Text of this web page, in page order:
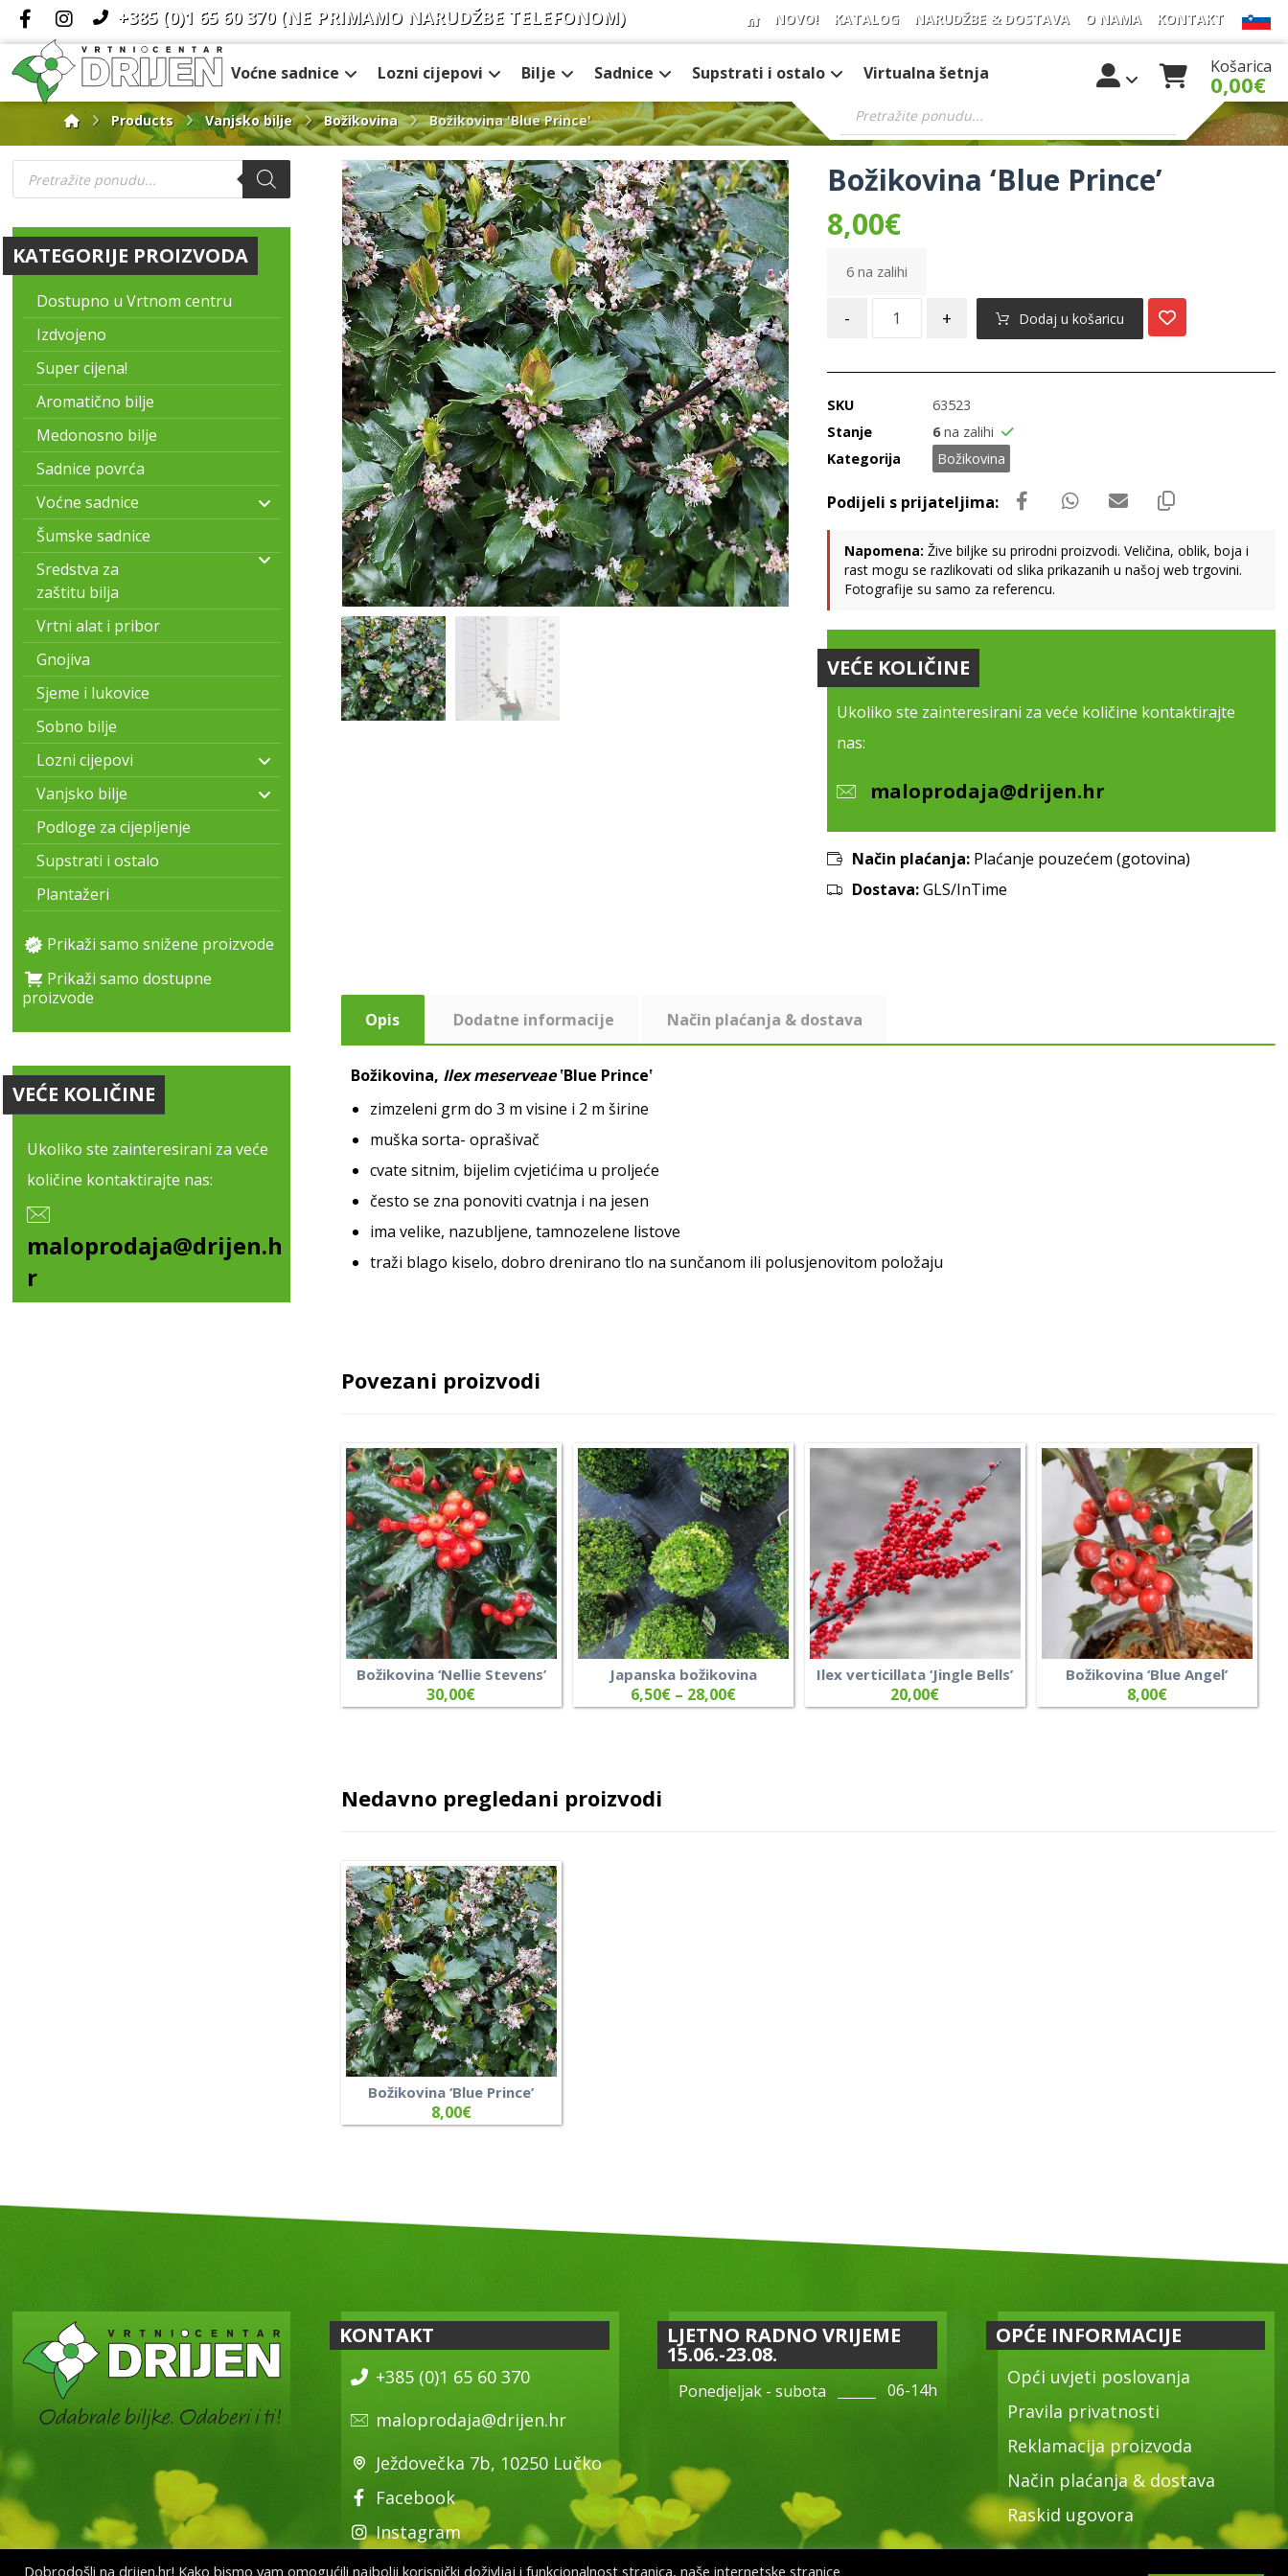
+385 (0)1 65 60 370 (NE PRIMAMO NARUDŽBE TELEFONOM) NOVO! KATALOG NARUDŽBE & DOSTAVA O NAMA KONTAKT
Voćne sadnice Lozni cijepovi Bilje Sadnice Supstrati i ostalo Virtualna šetnja Košarica
0,00€
Products Vanjsko bilje Božikovina Božikovina 'Blue Prince'
Božikovina ‘Blue Prince’
8,00€
6 na zalihi
- + Dodaj u košaricu
SKU
63523
Stanje
6na zalihi
Kategorija
Božikovina
Napomena: Žive biljke su prirodni proizvodi. Veličina, oblik, boja i
rast mogu se razlikovati od slika prikazanih u našoj web trgovini.
Fotografije su samo za referencu.
VEĆE KOLIČINE
Ukoliko ste zainteresirani za veće količine kontaktirajte
nas:
maloprodaja@drijen.hr
Način plaćanja:Plaćanje pouzećem (gotovina)
Dostava:GLS/InTime
Opis Dodatne informacije Način plaćanja & dostava
Božikovina, Ilex meserveae‛Blue Prince‛
zimzeleni grm do 3 m visine i 2 m širine
muška sorta- oprašivač
cvate sitnim, bijelim cvjetićima u proljeće
često se zna ponoviti cvatnja i na jesen
ima velike, nazubljene, tamnozelene listove
traži blago kiselo, dobro drenirano tlo na sunčanom ili polusjenovitom položaju
Povezani proizvodi
Božikovina ‘Nellie Stevens’
30,00€
Japanska božikovina
6,50€– 28,00€
Ilex verticillata ‘Jingle Bells’
20,00€
Božikovina ‘Blue Angel’
8,00€
Nedavno pregledani proizvodi
Božikovina ‘Blue Prince’
8,00€
KATEGORIJE PROIZVODA
Dostupno u Vrtnom centru
Izdvojeno
Super cijena!
Aromatično bilje
Medonosno bilje
Sadnice povrća
Voćne sadnice
Šumske sadnice
Sredstva za
zaštitu bilja
Vrtni alat i pribor
Gnojiva
Sjeme i lukovice
Sobno bilje
Lozni cijepovi
Vanjsko bilje
Podloge za cijepljenje
Supstrati i ostalo
Plantažeri
Prikaži samo snižene proizvode
Prikaži samo dostupne
proizvode
VEĆE KOLIČINE
Ukoliko ste zainteresirani za veće
količine kontaktirajte nas:
maloprodaja@drijen.h
r
KONTAKT
+385 (0)1 65 60 370
maloprodaja@drijen.hr
Ježdovečka 7b, 10250 Lučko
Facebook
Instagram
LJETNO RADNO VRIJEME
15.06.-23.08.
Ponedjeljak - subota 06-14h
OPĆE INFORMACIJE
Opći uvjeti poslovanja
Pravila privatnosti
Reklamacija proizvoda
Način plaćanja & dostava
Raskid ugovora
Dobrodošli na drijen.hr! Kako bismo vam omogućili najbolji korisnički doživljaj i funkcionalnost stranica, naše internetske stranice